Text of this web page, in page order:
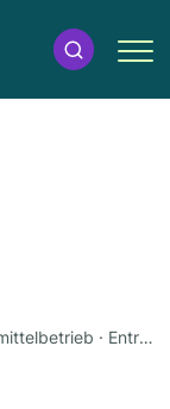
Entsorger · Recycling · Öffentlicher Verkehrsmittelbetrieb · Entrümpelung · Reinigungsfirma · Gebäudemanagement